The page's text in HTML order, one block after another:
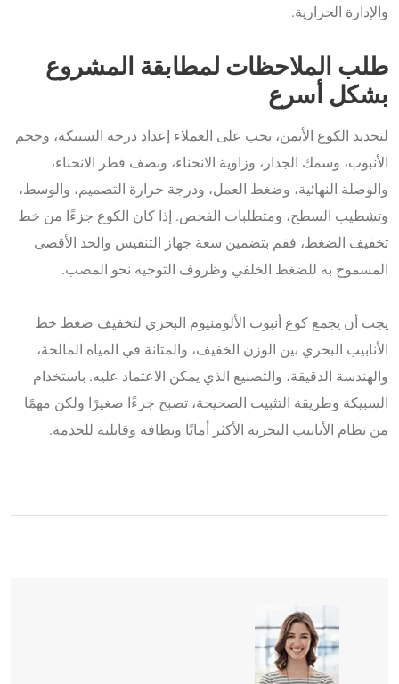
والإدارة الحرارية.
طلب الملاحظات لمطابقة المشروع
بشكل أسرع
لتحديد الكوع الأيمن، يجب على العملاء إعداد درجة السبيكة، وحجم
الأنبوب، وسمك الجدار، وزاوية الانحناء، ونصف قطر الانحناء،
والوصلة النهائية، وضغط العمل، ودرجة حرارة التصميم، والوسط،
وتشطيب السطح، ومتطلبات الفحص. إذا كان الكوع جزءًا من خط
تخفيف الضغط، فقم بتضمين سعة جهاز التنفيس والحد الأقصى
المسموح به للضغط الخلفي وظروف التوجيه نحو المصب.
يجب أن يجمع كوع أنبوب الألومنيوم البحري لتخفيف ضغط خط
الأنابيب البحري بين الوزن الخفيف، والمتانة في المياه المالحة،
والهندسة الدقيقة، والتصنيع الذي يمكن الاعتماد عليه. باستخدام
السبيكة وطريقة التثبيت الصحيحة، تصبح جزءًا صغيرًا ولكن مهمًا
من نظام الأنابيب البحرية الأكثر أمانًا ونظافة وقابلية للخدمة.